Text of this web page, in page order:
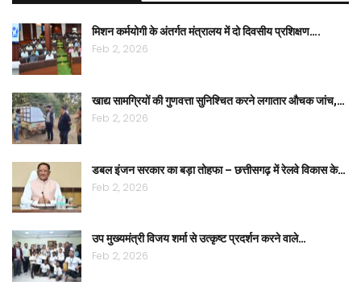
मिशन कर्मयोगी के अंतर्गत मंत्रालय में दो दिवसीय प्रशिक्षण….
Feb 2, 2026
खाद्य सामग्रियों की गुणवत्ता सुनिश्चित करने लगातार औचक जांच,…
Feb 2, 2026
डबल इंजन सरकार का बड़ा तोहफा – छत्तीसगढ़ में रेलवे विकास के…
Feb 2, 2026
उप मुख्यमंत्री विजय शर्मा से उत्कृष्ट प्रदर्शन करने वाले…
Feb 2, 2026